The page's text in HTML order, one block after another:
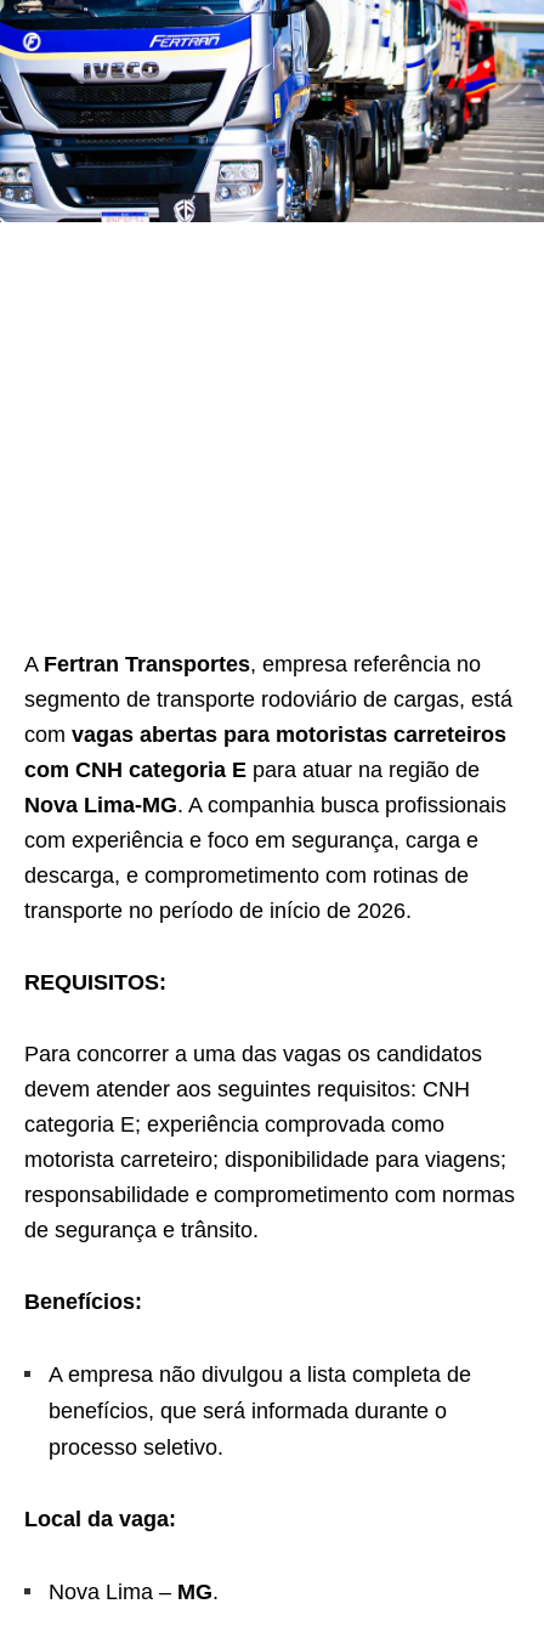
A Fertran Transportes, empresa referência no
segmento de transporte rodoviário de cargas, está
com vagas abertas para motoristas carreteiros
com CNH categoria E para atuar na região de
Nova Lima-MG. A companhia busca profissionais
com experiência e foco em segurança, carga e
descarga, e comprometimento com rotinas de
transporte no período de início de 2026.
REQUISITOS:
Para concorrer a uma das vagas os candidatos
devem atender aos seguintes requisitos: CNH
categoria E; experiência comprovada como
motorista carreteiro; disponibilidade para viagens;
responsabilidade e comprometimento com normas
de segurança e trânsito.
Benefícios:
A empresa não divulgou a lista completa de
benefícios, que será informada durante o
processo seletivo.
Local da vaga:
Nova Lima – MG.